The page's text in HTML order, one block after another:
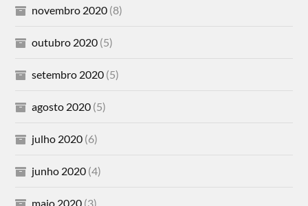
novembro 2020 (8)
outubro 2020 (5)
setembro 2020 (5)
agosto 2020 (5)
julho 2020 (6)
junho 2020 (4)
maio 2020 (3)